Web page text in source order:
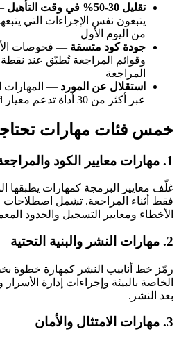
تقليل 30-50% في وقت التأهيل
—
يتبعون نفس الإجراءات التي
من اليوم الأول
جودة كود متسقة— فحوصات
وقوائم المراجعة تُطبّق عند نقطة
المراجعة
استقلال عن المورد — المهارات
عبر أكثر من 30 أداة تدعم معيار SKILL.md
خمس فئات مهارات
غلّف معايير البرمجة كمهارات يطبقها
فقط أثناء المراجعة. تشمل اصطلاحات
الأخطاء ومعايير التسجيل والحدود
2. مهارات النشر والبنية التحتية
رمّز خط أنابيب النشر كمهارة خطوة
الخاصة بالبيئة وإجراءات إدارة
بعد النشر.
3. مهارات الامتثال والأمان